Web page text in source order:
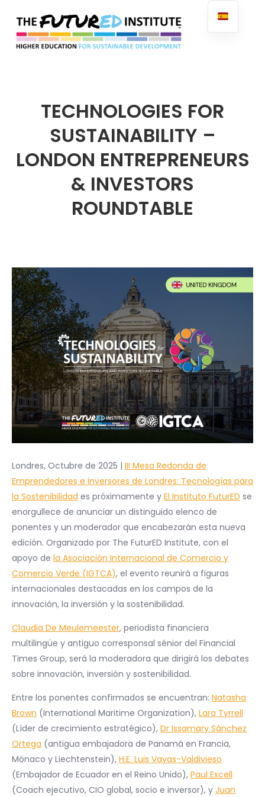
TECHNOLOGIES FOR
SUSTAINABILITY –
LONDON ENTREPRENEURS
& INVESTORS
ROUNDTABLE
Londres, Octubre de 2025 | III Mesa Redonda de
Emprendedores e Inversores de Londres: Tecnologías para
la Sostenibilidad es próximamente y El Instituto FuturED se
enorgullece de anunciar un distinguido elenco de
ponentes y un moderador que encabezarán esta nueva
edición. Organizado por The FuturED Institute, con el
apoyo de la Asociación Internacional de Comercio y
Comercio Verde (IGTCA), el evento reunirá a figuras
internacionales destacadas en los campos de la
innovación, la inversión y la sostenibilidad.
Claudia De Meulemeester, periodista financiera
multilingüe y antiguo corresponsal sénior del Financial
Times Group, será la moderadora que dirigirá los debates
sobre innovación, inversión y sostenibilidad.
Entre los ponentes confirmados se encuentran: Natasha
Brown (International Maritime Organization), Lara Tyrrell
(Líder de crecimiento estratégico), Dr Issamary Sánchez
Ortega (antigua embajadora de Panamá en Francia,
Mónaco y Liechtenstein), H.E. Luis Vayas-Valdivieso
(Embajador de Ecuador en el Reino Unido), Paul Excell
(Coach ejecutivo, CIO global, socio e inversor), y Juan